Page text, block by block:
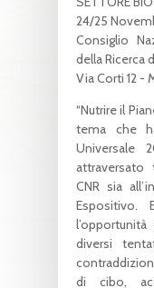
24/25
Consiglio
della Ricerca
Via Corti 12 -
“Nutrire il
tema che
CNR sia
Espositivo.
diversi
di cibo,